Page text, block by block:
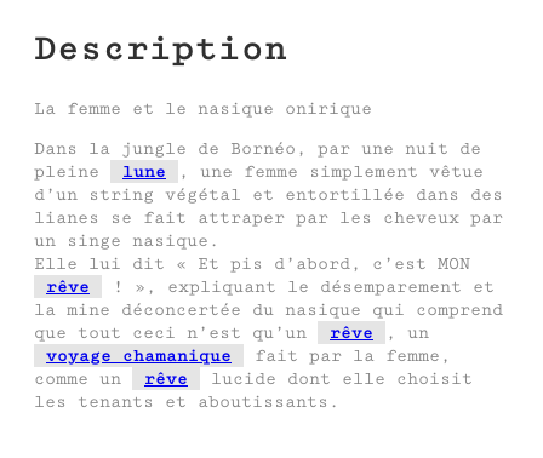
Description
La femme et le nasique onirique
Dans la jungle de Bornéo, par une nuit de
pleine
lune
, une femme simplement vêtue
d’un string végétal et entortillée dans des
lianes se fait attraper par les cheveux par
un singe nasique.
Elle lui dit « Et pis d’abord, c’est MON
rêve
! », expliquant le désemparement et
la mine déconcertée du nasique qui comprend
que tout ceci n’est qu’un
rêve
, un
voyage chamanique
fait par la femme,
comme un
rêve
lucide dont elle choisit
les tenants et aboutissants.